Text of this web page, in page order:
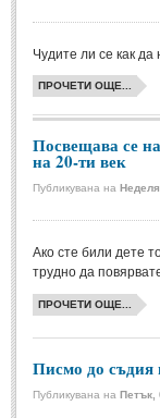
България
Гърция
Италия
Персия
ПОЖЕЛАНИЯ
Рожден ден
Имен ден
Чудите ли се как
ПРОЧЕТИ ОЩЕ...
Посвещава се
на 20-ти век
Публикувана на
Ако сте били дете
трудно да
ПРОЧЕТИ ОЩЕ...
Писмо до съдия
Публикувана на Петък,